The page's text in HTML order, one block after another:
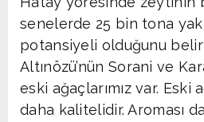
senelerde 25 bin tona
potansiyeli olduğunu
Altınözü’nün Sorani ve
eski ağaçlarımız var. Eski
daha kalitelidir. Aroması